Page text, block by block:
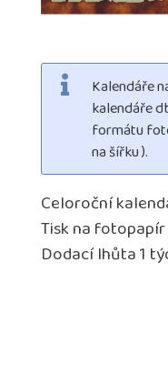
Kalendáře
kalendáře
formátu
na šířku ).
Celoroční
Tisk na
Dodací lhůta 1